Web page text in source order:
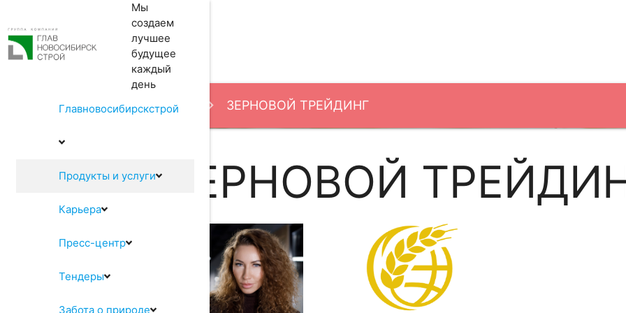
Мы
создаем
лучшее
будущее
каждый
день
Главновосибирскстрой
Продукты и услуги
Карьера
Пресс-центр
Тендеры
Забота о природе
Продукты и услуги ЗЕРНОВОЙ ТРЕЙДИНГ
ЗЕРНОВОЙ